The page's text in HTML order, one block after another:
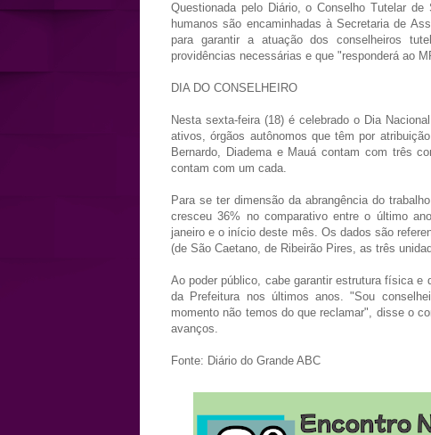
Questionada pelo Diário, o Conselho Tutelar
humanos são encaminhadas à Secretaria de
para garantir a atuação dos conselheiros
providências necessárias e que "responderá ao
DIA DO CONSELHEIRO
Nesta sexta-feira (18) é celebrado o Dia
ativos, órgãos autônomos que têm por
Bernardo, Diadema e Mauá contam com três
contam com um cada.
Para se ter dimensão da abrangência do
cresceu 36% no comparativo entre o último
janeiro e o início deste mês. Os dados são
(de São Caetano, de Ribeirão Pires, as três
Ao poder público, cabe garantir estrutura física e
da Prefeitura nos últimos anos. "Sou
momento não temos do que reclamar", disse o
avanços.
Fonte: Diário do Grande ABC